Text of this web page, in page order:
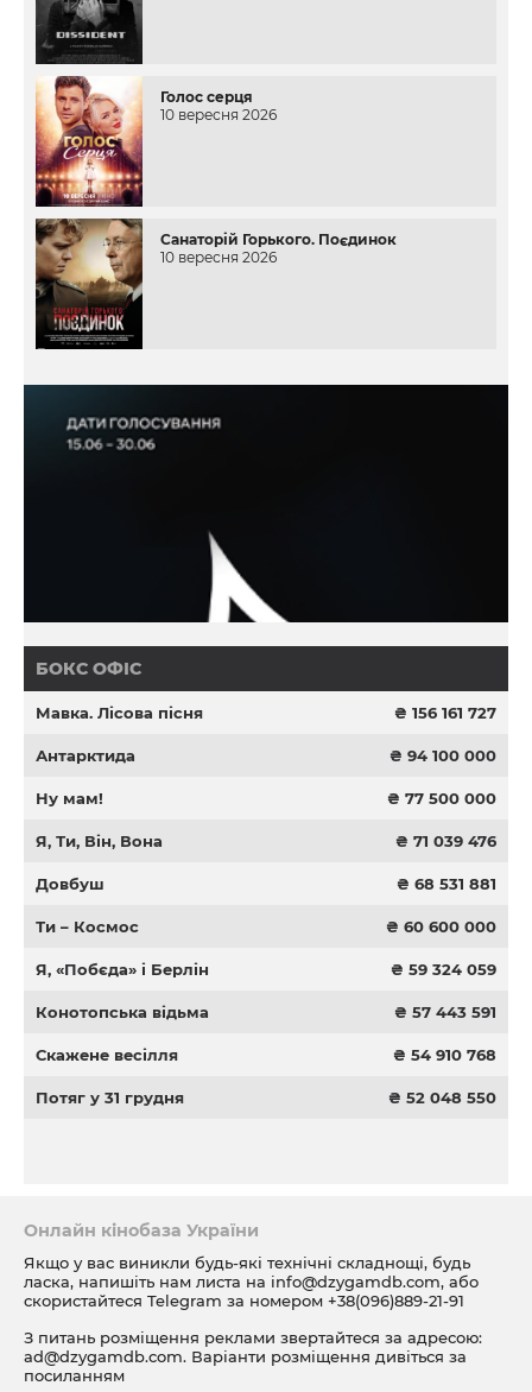
Голос серця
10 вересня 2026
Санаторій Горького. Поєдинок
10 вересня 2026
БОКС ОФІС
Мавка. Лісова пісня ₴ 156 161 727
Антарктида ₴ 94 100 000
Ну мам! ₴ 77 500 000
Я, Ти, Він, Вона ₴ 71 039 476
Довбуш ₴ 68 531 881
Ти – Космос ₴ 60 600 000
Я, «Побєда» і Берлін ₴ 59 324 059
Конотопська відьма ₴ 57 443 591
Скажене весілля ₴ 54 910 768
Потяг у 31 грудня ₴ 52 048 550
Онлайн кінобаза України
Якщо у вас виникли будь-які технічні складнощі, будь
ласка, напишіть нам листа на info@dzygamdb.com, або
скористайтеся Telegram за номером +38(096)889-21-91
З питань розміщення реклами звертайтеся за адресою:
ad@dzygamdb.com. Варіанти розміщення дивіться за
посиланням